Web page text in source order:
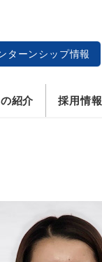
ターンシップ情報
紹介 採用情報